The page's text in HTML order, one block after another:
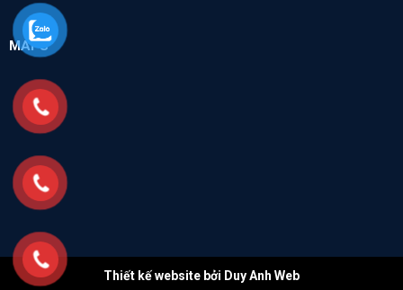
MAPS
Thiết kế website bởi Duy Anh Web